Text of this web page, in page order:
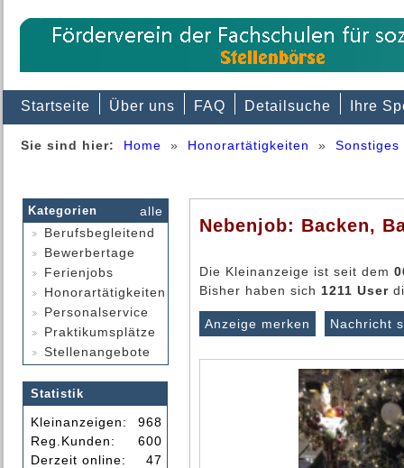
Startseite Über uns FAQ Detailsuche Ihre
Sie sind hier: Home » Honorartätigkeiten » Sonstiges
Kategorien
alle
Berufsbegleitend
Bewerbertage
Ferienjobs
Honorartätigkeiten
Personalservice
Praktikumsplätze
Stellenangebote
Statistik
Kleinanzeigen:
968
Reg.Kunden:
600
Derzeit online:
47
Nebenjob: Backen,
Die Kleinanzeige ist seit dem
Bisher haben sich 1211 User
Anzeige merken Nachricht